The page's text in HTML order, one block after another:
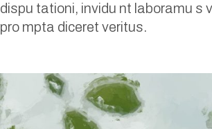
dispu tationi, invidu nt laboramu s
pro mpta diceret veritus.